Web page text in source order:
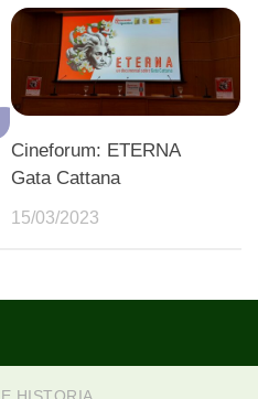
Cineforum: ETERNA
Gata Cattana
15/03/2023